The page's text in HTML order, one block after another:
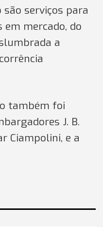
serviços para
mercado, do
a
também foi
J. B.
Ciampolini, e a